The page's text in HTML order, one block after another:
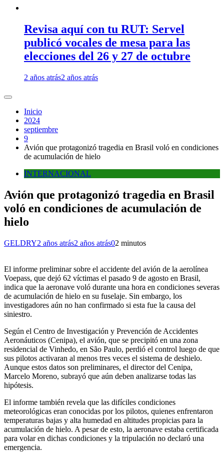
Revisa aquí con tu RUT: Servel
publicó vocales de mesa para las
elecciones del 26 y 27 de octubre
2 años atrás2 años atrás
Inicio
2024
septiembre
9
Avión que protagonizó tragedia en Brasil voló en condiciones
de acumulación de hielo
INTERNACIONAL
Avión que protagonizó tragedia en Brasil
voló en condiciones de acumulación de
hielo
GELDRY2 años atrás2 años atrás02 minutos
El informe preliminar sobre el accidente del avión de la aerolínea
Voepass, que dejó 62 víctimas el pasado 9 de agosto en Brasil,
indica que la aeronave voló durante una hora en condiciones severas
de acumulación de hielo en su fuselaje. Sin embargo, los
investigadores aún no han confirmado si esta fue la causa del
siniestro.
Según el Centro de Investigación y Prevención de Accidentes
Aeronáuticos (Cenipa), el avión, que se precipitó en una zona
residencial de Vinhedo, en São Paulo, perdió el control luego de que
sus pilotos activaran al menos tres veces el sistema de deshielo.
Aunque estos datos son preliminares, el director del Cenipa,
Marcelo Moreno, subrayó que aún deben analizarse todas las
hipótesis.
El informe también revela que las difíciles condiciones
meteorológicas eran conocidas por los pilotos, quienes enfrentaron
temperaturas bajas y alta humedad en altitudes propicias para la
acumulación de hielo. A pesar de esto, la aeronave estaba certificada
para volar en dichas condiciones y la tripulación no declaró una
emergencia.